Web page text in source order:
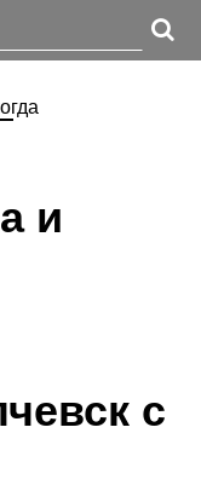
и
с